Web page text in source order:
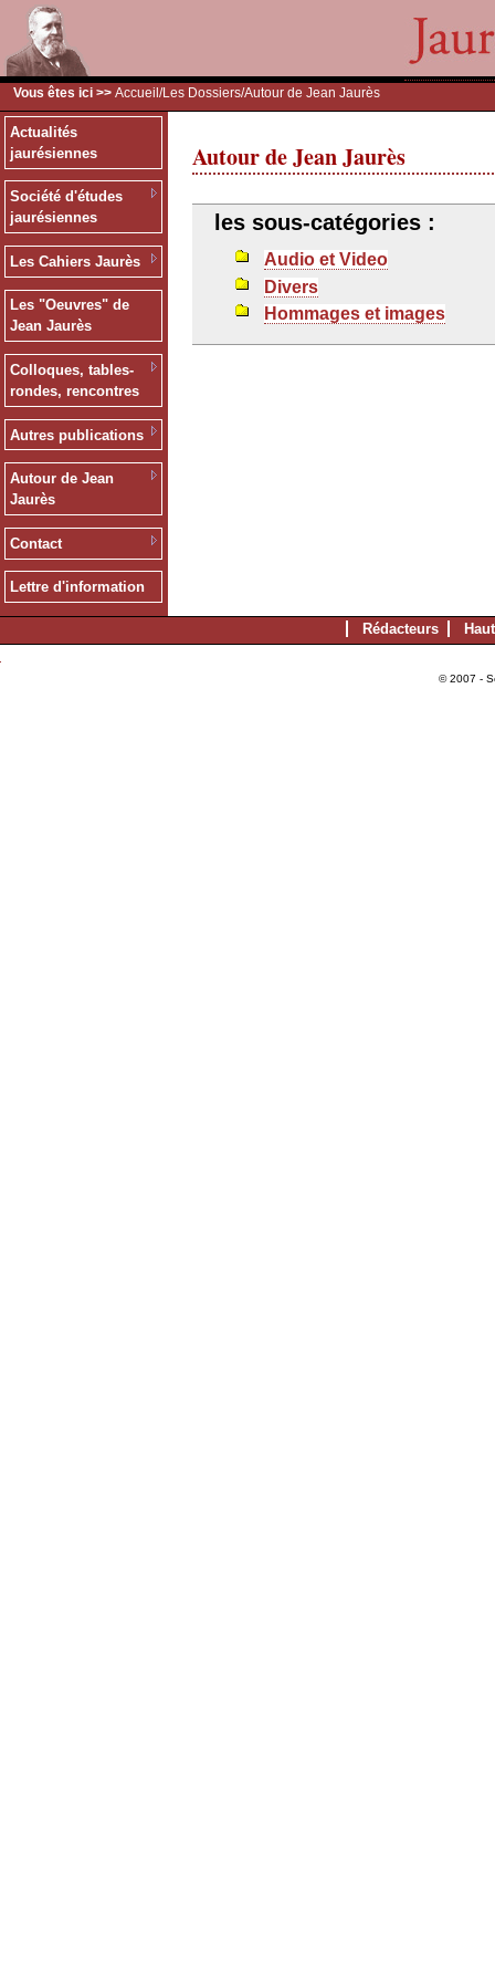
Vous êtes ici >> Accueil /Les Dossiers/Autour de Jean Jaurès
Actualités
jaurésiennes
Société d'études
jaurésiennes
Les Cahiers Jaurès
Les "Oeuvres" de
Jean Jaurès
Colloques, tables-
rondes, rencontres
Autres publications
Autour de Jean
Jaurès
Contact
Lettre d'information
Autour de Jean Jaurès
les sous-catégories :
Audio et Video
Divers
Hommages et images
Rédacteurs
© 2007 -